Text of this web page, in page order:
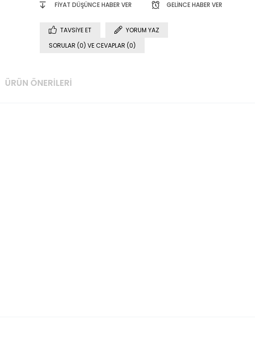
FIYAT DÜŞÜNCE HABER VER GELINCE HABER VER
TAVSIYE ET
YORUM YAZ
SORULAR (0) VE CEVAPLAR (0)
ÜRÜN ÖNERILERI